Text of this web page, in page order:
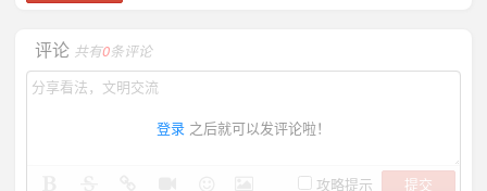
评论 共有0条评论
登录 之后就可以发评论啦！
攻略提示
提交